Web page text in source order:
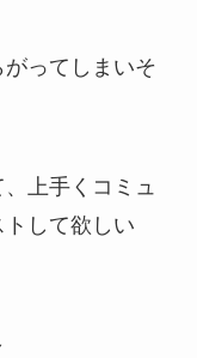
ってしまいそ
上手くコミュ
して欲しい